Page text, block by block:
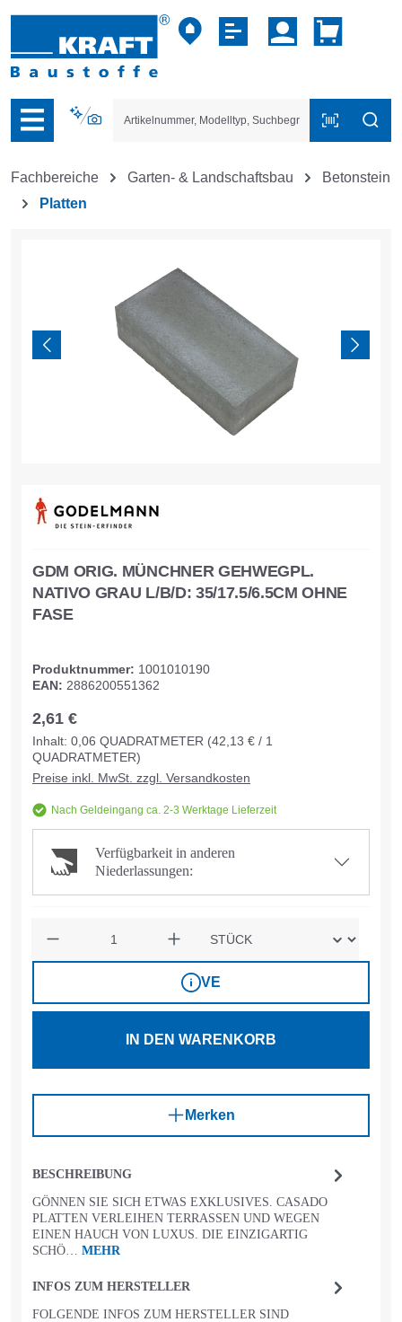
der B2B-Plattform springen
Fachbereiche Garten- & Landschaftsbau
Betonstein
Platten
BESCHREIBUNG
GÖNNEN SIE SICH ETWAS EXKLUSIVES. CASADO
PLATTEN VERLEIHEN TERRASSEN UND WEGEN
EINEN HAUCH VON LUXUS. DIE EINZIGARTIG
SCHÖ… MEHR
INFOS ZUM HERSTELLER
FOLGENDE INFOS ZUM HERSTELLER SIND
GDM ORIG. MÜNCHNER GEHWEGPL.
NATIVO GRAU L/B/D: 35/17.5/6.5CM OHNE
FASE
Produktnummer: 1001010190
EAN: 2886200551362
2,61 €
Inhalt: 0,06 QUADRATMETER (42,13 € / 1
QUADRATMETER)
Preise inkl. MwSt. zzgl. Versandkosten
Nach Geldeingang ca. 2-3 Werktage Lieferzeit
Verfügbarkeit in anderen
Niederlassungen:
VE
IN DEN WARENKORB
Merken